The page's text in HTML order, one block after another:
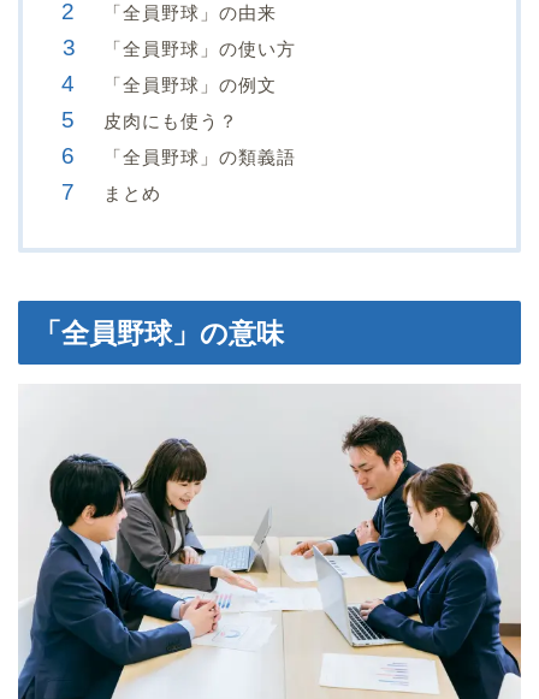
「全員野球」の由来
「全員野球」の使い方
「全員野球」の例文
皮肉にも使う？
「全員野球」の類義語
まとめ
「全員野球」の意味